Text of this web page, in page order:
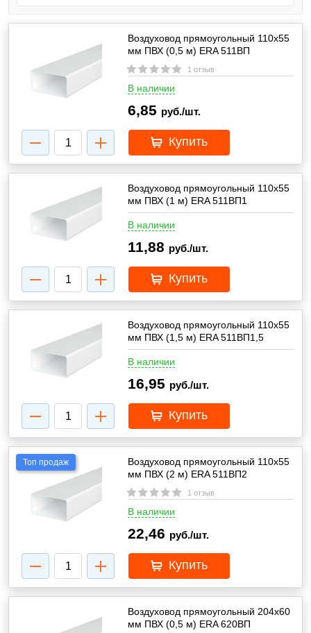
Воздуховод прямоугольный 110х55
мм ПВХ (0,5 м) ERA 511ВП
1 отзыв
В наличии
6,85 руб./шт.
Купить
Воздуховод прямоугольный 110х55
мм ПВХ (1 м) ERA 511ВП1
В наличии
11,88 руб./шт.
Купить
Воздуховод прямоугольный 110х55
мм ПВХ (1,5 м) ERA 511ВП1,5
В наличии
16,95 руб./шт.
Купить
Топ продаж
Воздуховод прямоугольный 110х55
мм ПВХ (2 м) ERA 511ВП2
1 отзыв
В наличии
22,46 руб./шт.
Купить
Воздуховод прямоугольный 204х60
мм ПВХ (0,5 м) ERA 620ВП